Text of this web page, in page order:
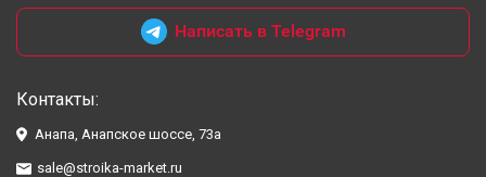
Написать в Telegram
Контакты:
Анапа, Анапское шоссе, 73а
sale@stroika-market.ru